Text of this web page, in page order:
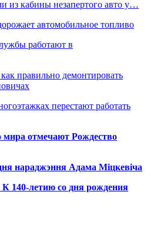
из кабины незапертого авто у…
автомобильное топливо
работают в
правильно демонтировать
перестают работать
мира отмечают Рождество
нараджэння Адама Міцкевіча
К 140-летию со дня рождения